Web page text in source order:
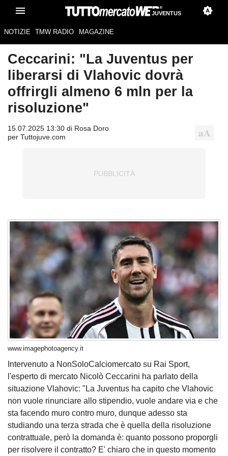
JUVENTUS
NOTIZIE TMW RADIO MAGAZINE
Ceccarini: "La Juventus per
liberarsi di Vlahovic dovrà
offrirgli almeno 6 mln per la
risoluzione"
15.07.2025 13:30 di Rosa Doro
per Tuttojuve.com
www.imagephotoagency.it
Intervenuto a NonSoloCalciomercato su Rai Sport,
l'esperto di mercato Nicolò Ceccarini ha parlato della
situazione Vlahovic: "La Juventus ha capito che Vlahovic
non vuole rinunciare allo stipendio, vuole andare via e che
sta facendo muro contro muro, dunque adesso sta
studiando una terza strada che è quella della risoluzione
contrattuale, però la domanda è: quanto possono proporgli
per risolvere il contratto? E' chiaro che in questo momento